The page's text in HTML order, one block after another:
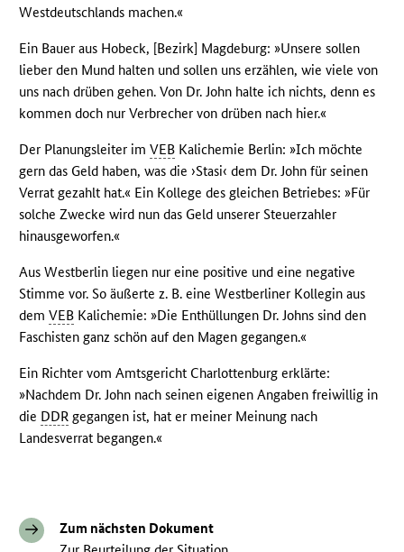
Westdeutschlands machen.«
Ein Bauer aus Hobeck, [Bezirk] Magdeburg: »Unsere sollen
lieber den Mund halten und sollen uns erzählen, wie viele von
uns nach drüben gehen. Von Dr. John halte ich nichts, denn es
kommen doch nur Verbrecher von drüben nach hier.«
Der Planungsleiter imVEB Kalichemie Berlin: »Ich möchte
gern das Geld haben, was die ›Stasi‹ dem Dr. John für seinen
Verrat gezahlt hat.« Ein Kollege des gleichen Betriebes: »Für
solche Zwecke wird nun das Geld unserer Steuerzahler
hinausgeworfen.«
Aus Westberlin liegen nur eine positive und eine negative
Stimme vor. So äußerte z. B. eine Westberliner Kollegin aus
demVEB Kalichemie: »Die Enthüllungen Dr. Johns sind den
Faschisten ganz schön auf den Magen gegangen.«
Ein Richter vom Amtsgericht Charlottenburg erklärte:
»Nachdem Dr. John nach seinen eigenen Angaben freiwillig in
die DDR gegangen ist, hat er meiner Meinung nach
Landesverrat begangen.«
Zum nächsten Dokument